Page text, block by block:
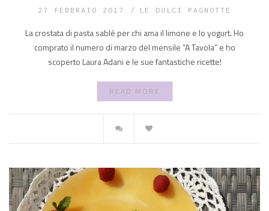
27 FEBBRAIO 2017 LE DOLCI PAGNOTTE
La crostata di pasta sablè per chi ama il limone e lo yogurt. Ho
comprato il numero di marzo del mensile “A Tavola” e ho
scoperto Laura Adani e le sue fantastiche ricette!
READ MORE